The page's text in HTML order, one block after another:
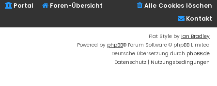
Portal Foren-Übersicht
Alle Cookies löschen
Kontakt
Flat Style by Ian Bradley
Powered by phpBB® Forum Software © phpBB Limited
Deutsche Übersetzung durch phpBB.de
Datenschutz | Nutzungsbedingungen